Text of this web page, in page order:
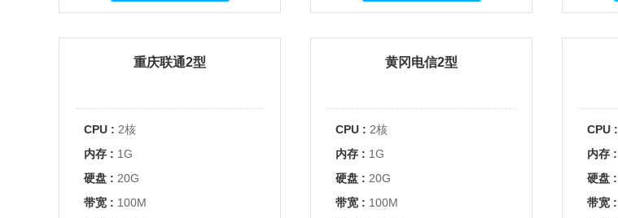
重庆联通2型
CPU : 2核
内存 : 1G
硬盘 : 20G
带宽 : 100M
黄冈电信2型
CPU : 2核
内存 : 1G
硬盘 : 20G
带宽 : 100M
CPU :
内存 :
硬盘 :
带宽 :